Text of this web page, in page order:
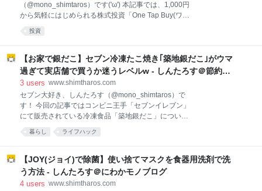
（@mono_shimtaros）です('ω') 本記事では、1,000円
から気軽にはじめられる株式投資「One Tap Buy(ワン
タップバイ)」の運用実績や保有銘柄について、ブログ
で公開していきたいと思います。 本記事の狙い ・ワン
てみたい ・スマホで手間をかけずに投資したい ・米国
株の保有銘柄を見てみたい という方はぜひ参考にして
みて下さいね！ それではいってみよう('ω')ノ スマホ証
れくらい儲かったの？運用実績を公開 資産評価額と損
益状況 ポートフォリオの状況 保有銘柄売買状況 米国
株ほったらかし投資を実践中！ スマホ証券ワンタップ
バイの評判 One Tap Buy(ワンタップバイ)は、誰でも
投資
【お家で銀だこ】セブン冷凍たこ焼き｢築地銀だこ｣がウマ
過ぎて実店舗で買うか迷うレベルw - しんたろす＠節約と
投資とお金ブログ
3 users www.shimtharos.com
セブン大好き、しんたろす（@mono_shimtaros）で
す！ 今回の記事ではコンビニ王手「セブンイレブン」
にて販売されている冷凍食品「築地銀だこ」につい
て、実際に食べてみた感想やオススメすべき点につい
て、書いていきたいと思います。 本記事の狙い ✔銀だ
か迷い中 ✔ 実店舗とどっちがオススメ？ と気になっ
ている方は、ぜひ今回の記事を参考にしてみて下さ
い。 それでは、いってみよう(ﾟДﾟ)ﾉ 銀だこがまさかの
暮らし ライフハック
【JOY(ジョイ)で除菌】使い捨てマスクを食器用洗剤で洗
う方法 - しんたろす＠にわかモノブログ
4 users www.shimtharos.com